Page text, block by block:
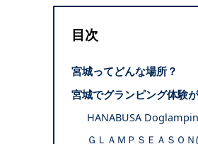
目次
宮城ってどんな場所？
宮城でグランピング体験
HANABUSA
ＧＬＡＭＰＳＥＡＳＯ